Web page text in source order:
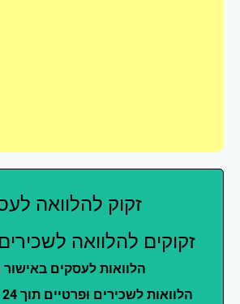
זקוק להלוואה
זקוקים להלוואה
הלוואות לעסקים באישור